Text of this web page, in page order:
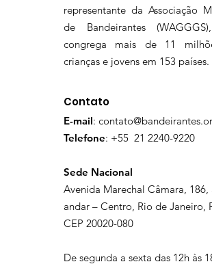
representante da Associação
de Bandeirantes
congrega mais de 11
crianças e jovens em 153 países.
Contato
E-mail:
Telefone: +55 21 2240-9220
Sede Nacional
Avenida Marechal Câmara, 186,
andar – Centro, Rio de Janeiro,
CEP 20020-080
De segunda a sexta das 12h às